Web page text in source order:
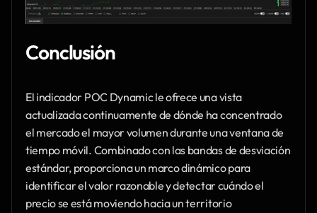
Conclusión
El indicador POC Dynamic le ofrece una vista
actualizada continuamente de dónde ha concentrado
el mercado el mayor volumen durante una ventana de
tiempo móvil. Combinado con las bandas de desviación
estándar, proporciona un marco dinámico para
identificar el valor razonable y detectar cuándo el
precio se está moviendo hacia un territorio